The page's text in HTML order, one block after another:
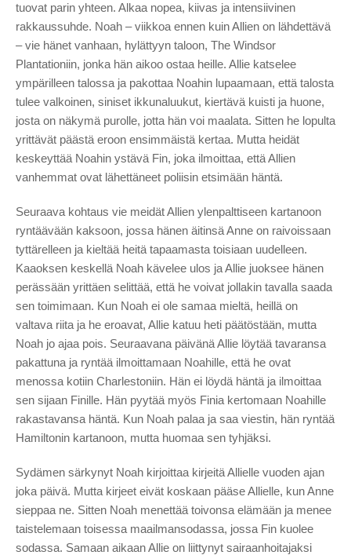
tuovat parin yhteen. Alkaa nopea, kiivas ja intensiivinen
rakkaussuhde. Noah – viikkoa ennen kuin Allien on lähdettävä
– vie hänet vanhaan, hylättyyn taloon, The Windsor
Plantationiin, jonka hän aikoo ostaa heille. Allie katselee
ympärilleen talossa ja pakottaa Noahin lupaamaan, että talosta
tulee valkoinen, siniset ikkunaluukut, kiertävä kuisti ja huone,
josta on näkymä purolle, jotta hän voi maalata. Sitten he lopulta
yrittävät päästä eroon ensimmäistä kertaa. Mutta heidät
keskeyttää Noahin ystävä Fin, joka ilmoittaa, että Allien
vanhemmat ovat lähettäneet poliisin etsimään häntä.
Seuraava kohtaus vie meidät Allien ylenpalttiseen kartanoon
ryntäävään kaksoon, jossa hänen äitinsä Anne on raivoissaan
tyttärelleen ja kieltää heitä tapaamasta toisiaan uudelleen.
Kaaoksen keskellä Noah kävelee ulos ja Allie juoksee hänen
perässään yrittäen selittää, että he voivat jollakin tavalla saada
sen toimimaan. Kun Noah ei ole samaa mieltä, heillä on
valtava riita ja he eroavat, Allie katuu heti päätöstään, mutta
Noah jo ajaa pois. Seuraavana päivänä Allie löytää tavaransa
pakattuna ja ryntää ilmoittamaan Noahille, että he ovat
menossa kotiin Charlestoniin. Hän ei löydä häntä ja ilmoittaa
sen sijaan Finille. Hän pyytää myös Finia kertomaan Noahille
rakastavansa häntä. Kun Noah palaa ja saa viestin, hän ryntää
Hamiltonin kartanoon, mutta huomaa sen tyhjäksi.
Sydämen särkynyt Noah kirjoittaa kirjeitä Allielle vuoden ajan
joka päivä. Mutta kirjeet eivät koskaan pääse Allielle, kun Anne
sieppaa ne. Sitten Noah menettää toivonsa elämään ja menee
taistelemaan toisessa maailmansodassa, jossa Fin kuolee
sodassa. Samaan aikaan Allie on liittynyt sairaanhoitajaksi